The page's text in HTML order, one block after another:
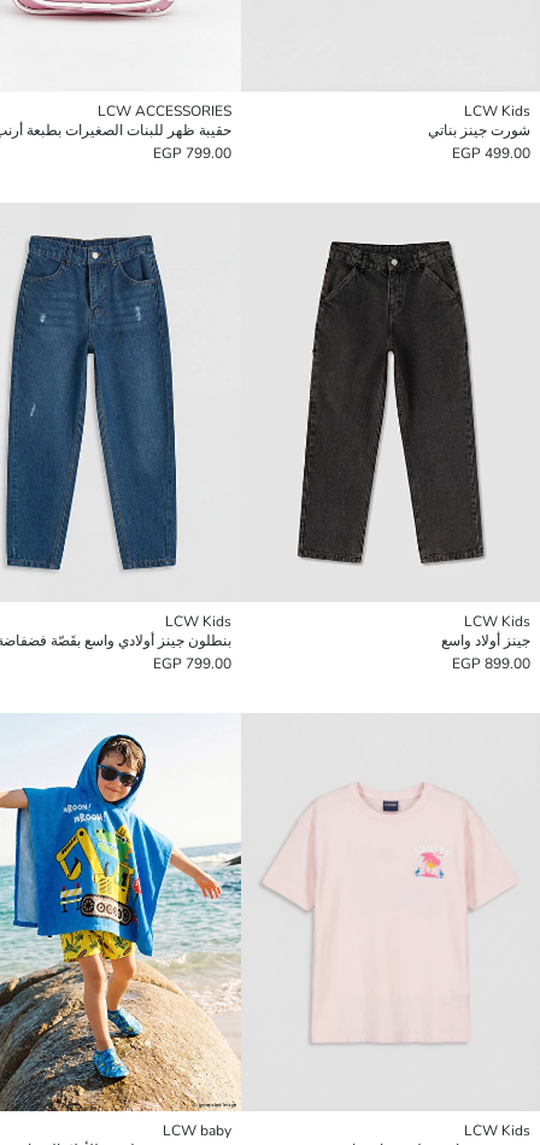
LCW Kids
شورت جينز بناتي
499.00 EGP
LCW ACCESSORIES
حقيبة ظهر للبنات الصغيرات بطبعة
799.00 EGP
LCW Kids
جينز أولاد واسع
899.00 EGP
LCW Kids
799.00 EGP
LCW Kids
LCW baby